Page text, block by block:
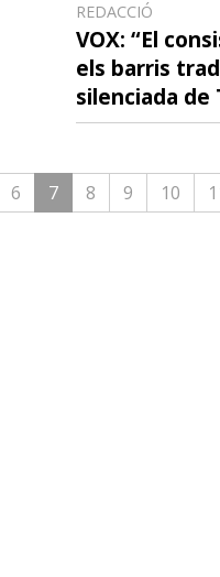
REDACCIÓ
VOX: “El
els barris
silenciada de
6 7 8 9 10